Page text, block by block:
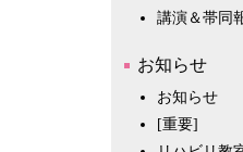
講演＆帯同
お知らせ
お知らせ
[重要]